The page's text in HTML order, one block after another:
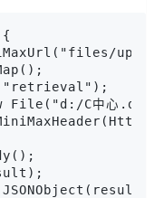
{
File("d:/C中心